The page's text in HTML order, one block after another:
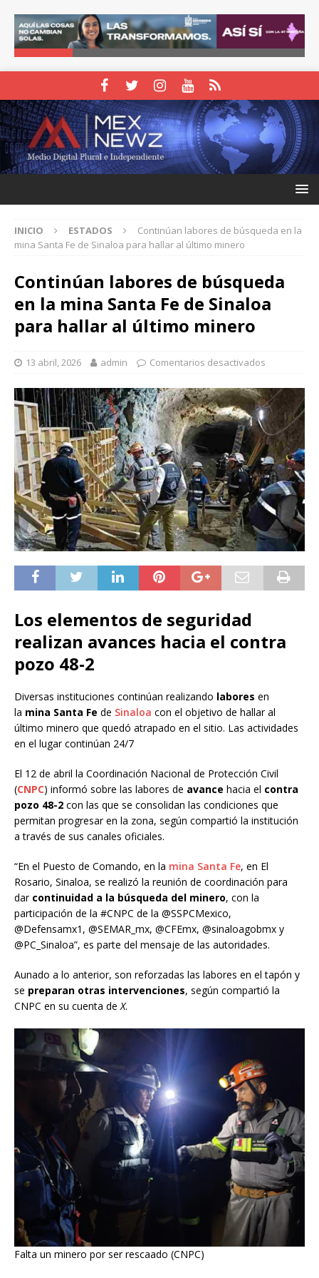
INICIO ESTADOS
Continúan labores de búsqueda en la
mina Santa Fe de Sinaloa para hallar al último minero
Continúan labores de búsqueda
en la mina Santa Fe de Sinaloa
para hallar al último minero
13 abril, 2026 admin Comentarios desactivados
Los elementos de seguridad
realizan avances hacia el contra
pozo 48-2
Diversas instituciones continúan realizando labores en
la mina Santa Fe de Sinaloa con el objetivo de hallar al
último minero que quedó atrapado en el sitio. Las actividades
en el lugar continúan 24/7
El 12 de abril la Coordinación Nacional de Protección Civil
(CNPC) informó sobre las labores de avance hacia el contra
pozo 48-2 con las que se consolidan las condiciones que
permitan progresar en la zona, según compartió la institución
a través de sus canales oficiales.
“En el Puesto de Comando, en la mina Santa Fe, en El
Rosario, Sinaloa, se realizó la reunión de coordinación para
dar continuidad a la búsqueda del minero, con la
participación de la #CNPC de la @SSPCMexico,
@Defensamx1, @SEMAR_mx, @CFEmx, @sinaloagobmx y
@PC_Sinaloa”, es parte del mensaje de las autoridades.
Aunado a lo anterior, son reforzadas las labores en el tapón y
se preparan otras intervenciones, según compartió la
CNPC en su cuenta de X.
Falta un minero por ser rescaado (CNPC)